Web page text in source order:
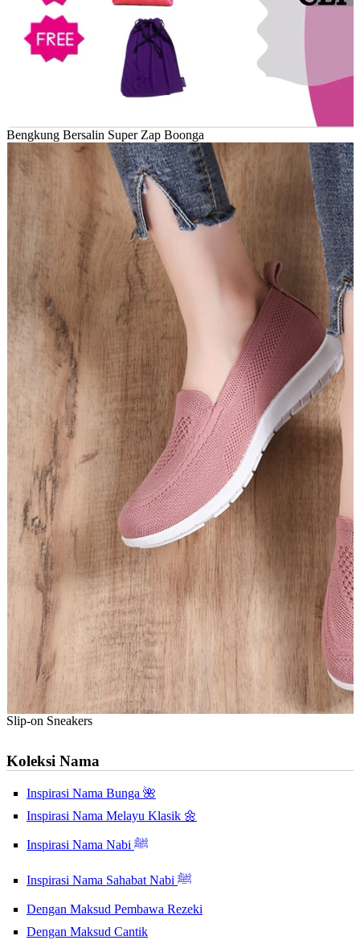
Bengkung Bersalin Super Zap Boonga
Slip-on Sneakers
Koleksi Nama
Inspirasi Nama Bunga 🌺
Inspirasi Nama Melayu Klasik 🌼
Inspirasi Nama Nabi ﷺ
Inspirasi Nama Sahabat Nabi ﷺ
Dengan Maksud Pembawa Rezeki
Dengan Maksud Cantik